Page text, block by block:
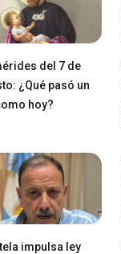
del 7 de
¿Qué pasó un
hoy?
impulsa ley